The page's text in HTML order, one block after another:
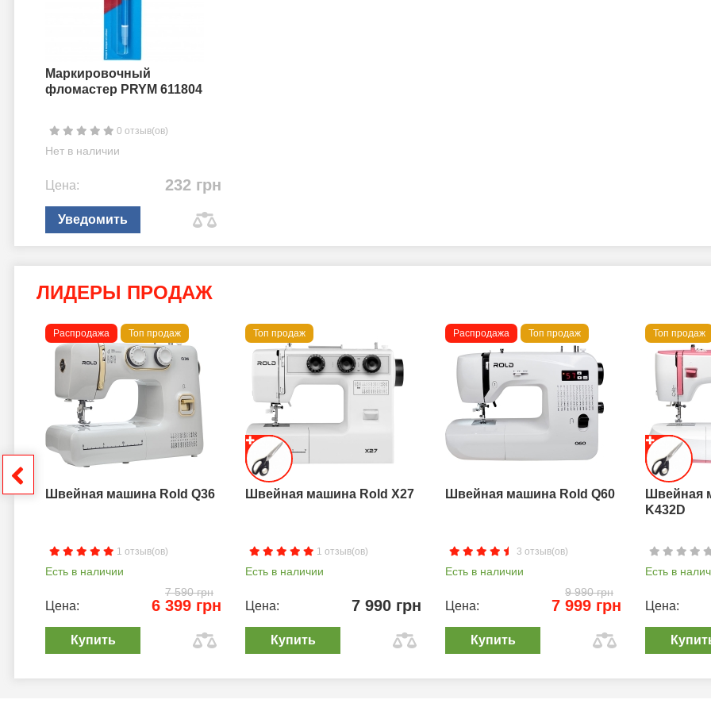
Маркировочный
фломастер PRYM 611804
0 отзыв(ов)
Нет в наличии
Цена: 232 грн
Уведомить
ЛИДЕРЫ ПРОДАЖ
Распродажа Топ продаж
Швейная машина Rold Q36
1 отзыв(ов)
Есть в наличии
7 590 грн
Цена: 6 399 грн
Купить
Топ продаж
Швейная машина Rold X27
1 отзыв(ов)
Есть в наличии
Цена: 7 990 грн
Купить
Распродажа Топ продаж
Швейная машина Rold Q60
3 отзыв(ов)
Есть в наличии
9 990 грн
Цена: 7 999 грн
Купить
Топ продаж
Швейная
K432D
Есть в
Цена: